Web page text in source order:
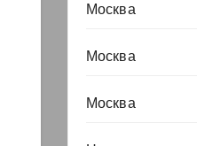
Москва
Москва
Москва